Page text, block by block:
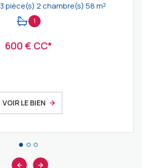
Appartement 3 pièce(s) 2 chambre(s) 58 m²
1
600 € CC*
VOIR LE BIEN